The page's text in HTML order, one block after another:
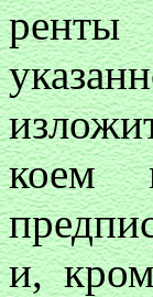
ренты
коем
и,